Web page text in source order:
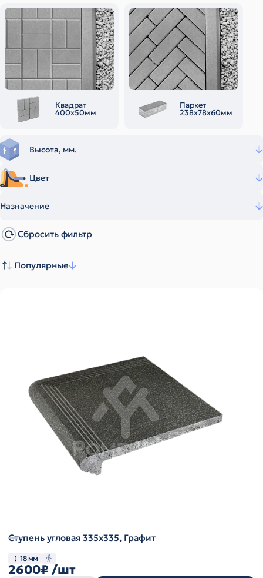
Квадрат
400х50мм
Паркет
238х78х60мм
Высота, мм.
Цвет
Назначение
Сбросить фильтр
Популярные
Ступень угловая 335х335, Графит
18 мм
2600₽ /шт